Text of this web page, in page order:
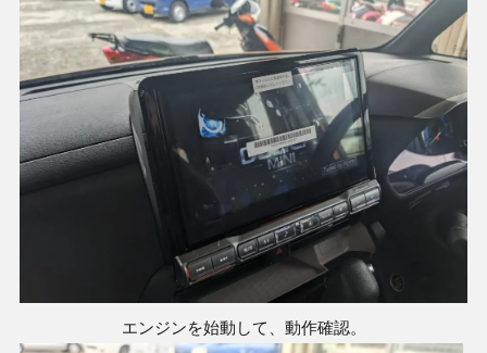
エンジンを始動して、動作確認。